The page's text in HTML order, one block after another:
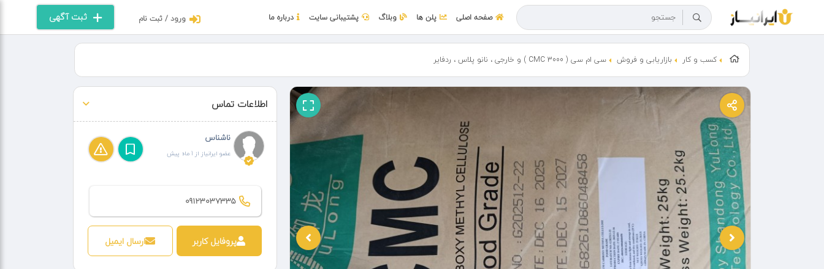
ثبت آگهی ورود / ثبت نام صفحه اصلی پلن ها وبلاگ پشتیبانی سایت درباره ما
کسب و کار بازاریابی و فروش سی ام سی ( CMC 3000 ) و خارجی ، نانو پلاس ، ردفایر
اطلاعات تماس
ناشناس
عضو ایرانیاز از 1 ماه پیش
09123037335
پروفایل کاربر ارسال ایمیل